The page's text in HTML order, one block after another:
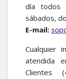
día todos
sábados,
E-mail:
Cualquier
atendida